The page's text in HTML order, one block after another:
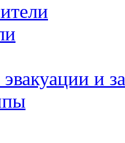
эвакуации и